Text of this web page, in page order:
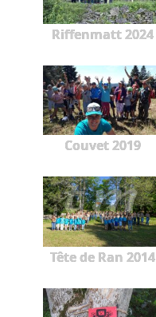
Riffenmatt 2024
Couvet 2019
Tête de Ran 2014